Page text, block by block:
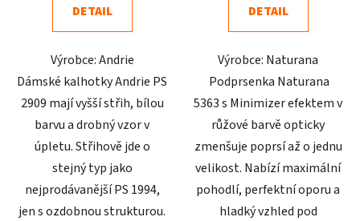
z
hvězdiček.
DETAIL
Výrobce: Andrie
Dámské kalhotky Andrie PS
2909 mají vyšší střih, bílou
barvu a drobný vzor v
úpletu. Střihově jde o
stejný typ jako
nejprodávanější PS 1994,
jen s ozdobnou strukturou.
z
hvězdiček.
DETAIL
Výrobce: Naturana
Podprsenka Naturana
5363 s Minimizer efektem v
růžové barvě opticky
zmenšuje poprsí až o jednu
velikost. Nabízí maximální
pohodlí, perfektní oporu a
hladký vzhled pod